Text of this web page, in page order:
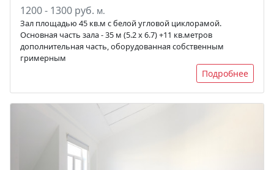
1200 - 1300 руб. м.
Зал площадью 45 кв.м с белой угловой циклорамой.
Основная часть зала - 35 м (5.2 х 6.7) +11 кв.метров
дополнительная часть, оборудованная собственным
гримерным
Подробнее